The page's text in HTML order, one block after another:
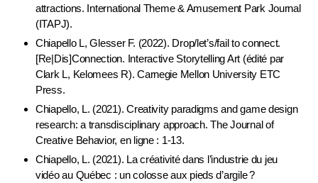
attractions. International Theme & Amusement Park Journal
(ITAPJ).
Chiapello L, Glesser F. (2022). Drop/let’s/fail to connect.
[Re|Dis]Connection. Interactive Storytelling Art (édité par
Clark L, Kelomees R). Carnegie Mellon University ETC
Press.
Chiapello, L. (2021). Creativity paradigms and game design
research: a transdisciplinary approach. The Journal of
Creative Behavior, en ligne : 1-13.
Chiapello, L. (2021). La créativité dans l’industrie du jeu
vidéo au Québec : un colosse aux pieds d’argile ?